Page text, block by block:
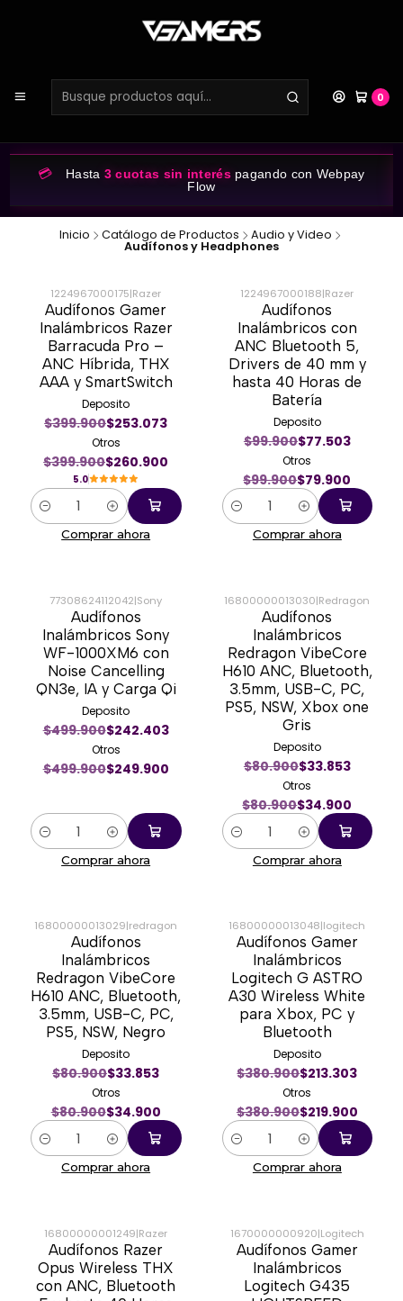
0
💳 Hasta 3 cuotas sin interéspagando con Webpay
Flow
Inicio Catálogo de Productos Audio y Video
Audífonos y Headphones
-35%
1224967000175|Razer
Audífonos Gamer
Inalámbricos Razer
Barracuda Pro –
ANC Híbrida, THX
AAA y SmartSwitch
Deposito
$399.900$253.073
Otros
$399.900$260.900
5.0
Cantidad
Comprar ahora
-20%
1224967000188|Razer
Audífonos
Inalámbricos con
ANC Bluetooth 5,
Drivers de 40 mm y
hasta 40 Horas de
Batería
Deposito
$99.900$77.503
Otros
$99.900$79.900
Cantidad
Comprar ahora
-50%
77308624112042|Sony
Audífonos
Inalámbricos Sony
WF-1000XM6 con
Noise Cancelling
QN3e, IA y Carga Qi
Deposito
$499.900$242.403
Otros
$499.900$249.900
Cantidad
Comprar ahora
-57%
16800000013030|Redragon
Audífonos
Inalámbricos
Redragon VibeCore
H610 ANC, Bluetooth,
3.5mm, USB-C, PC,
PS5, NSW, Xbox one
Gris
Deposito
$80.900$33.853
Otros
$80.900$34.900
Cantidad
Comprar ahora
-57%
16800000013029|redragon
Audífonos
Inalámbricos
Redragon VibeCore
H610 ANC, Bluetooth,
3.5mm, USB-C, PC,
PS5, NSW, Negro
Deposito
$80.900$33.853
Otros
$80.900$34.900
Cantidad
Comprar ahora
-42%
16800000013048|logitech
Audífonos Gamer
Inalámbricos
Logitech G ASTRO
A30 Wireless White
para Xbox, PC y
Bluetooth
Deposito
$380.900$213.303
Otros
$380.900$219.900
Cantidad
Comprar ahora
-20%
16800000001249|Razer
Audífonos Razer
Opus Wireless THX
con ANC, Bluetooth
-35%
1670000000920|Logitech
Audífonos Gamer
Inalámbricos
Logitech G435